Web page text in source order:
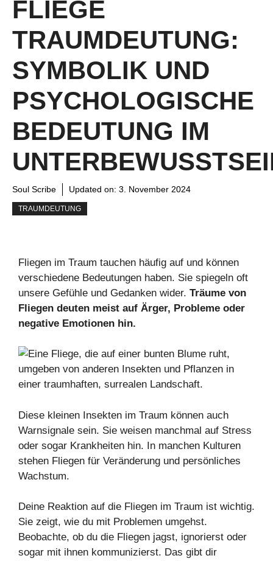
FLIEGE
TRAUMDEUTUNG:
SYMBOLIK UND
PSYCHOLOGISCHE
BEDEUTUNG IM
Soul Scribe Updated on: 3. November 2024
TRAUMDEUTUNG
Fliegen im Traum tauchen häufig auf und können
verschiedene Bedeutungen haben. Sie spiegeln oft
unsere Gefühle und Gedanken wider. Träume von
Fliegen deuten meist auf Ärger, Probleme oder
negative Emotionen hin.
Diese kleinen Insekten im Traum können auch
Warnsignale sein. Sie weisen manchmal auf Stress
oder sogar Krankheiten hin. In manchen Kulturen
stehen Fliegen für Veränderung und persönliches
Wachstum.
Deine Reaktion auf die Fliegen im Traum ist wichtig.
Sie zeigt, wie du mit Problemen umgehst.
Beobachte, ob du die Fliegen jagst, ignorierst oder
sogar mit ihnen kommunizierst. Das gibt dir